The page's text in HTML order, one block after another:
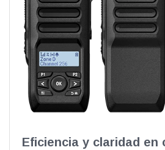
Eficiencia y claridad en